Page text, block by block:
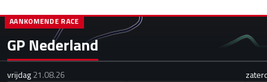
GP Nederland
AANKOMENDE RACE
vrijdag21.08.26